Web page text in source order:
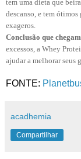
tem uma dieta que
descanso, e tem ótimos
exageros.
Conclusão que
excessos, a Whey
ajudar a melhorar seus
FONTE:
acadhemia
Compartilhar